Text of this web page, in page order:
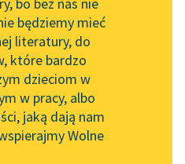
API
OAI-PMH
Widget Wolnych Lektur
Przypisy
będziemy mieć
literatury, do
które bardzo
dzieciom w
w pracy, albo
jaką dają nam
Wolne
głuche” (Tetmajer),
„pola puste, szare,
smętne” (Perzyński),
„ugory puste,
opuszczone łany”
(Staff...